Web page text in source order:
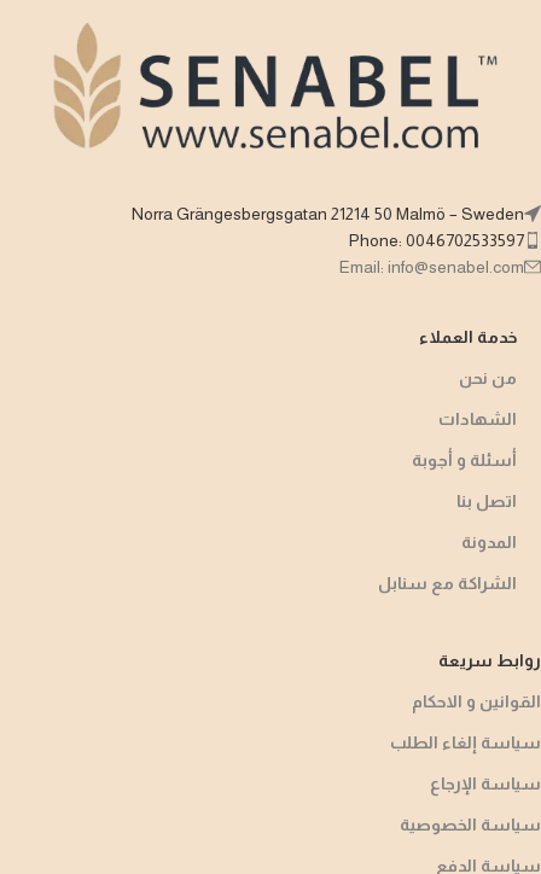
Norra Grängesbergsgatan 21214 50 Malmö – Sweden
Phone: 0046702533597
Email: info@senabel.com
خدمة العملاء
من نحن
الشهادات
أسئلة و أجوبة​
اتصل بنا
المدونة
الشراكة مع سنابل
روابط سريعة
القوانين و الاحكام
سياسة إلغاء الطلب
سياسة الإرجاع
سياسة الخصوصية
سياسة الدفع